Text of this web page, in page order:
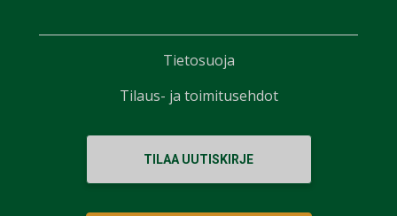
TILAA UUTISKIRJE
Tietosuoja
Tilaus- ja toimitusehdot